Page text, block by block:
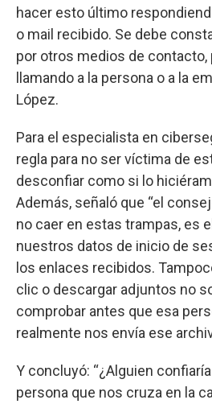
hacer esto último
o mail recibido. Se debe
por otros medios de contacto,
llamando a la persona o a la
López.
Para el especialista en
regla para no ser víctima de
desconfiar como si lo
Además, señaló que “el
no caer en estas trampas, es
nuestros datos de inicio de
los enlaces recibidos.
clic o descargar adjuntos no
comprobar antes que esa
realmente nos envía ese
Y concluyó: “¿Alguien
persona que nos cruza en la